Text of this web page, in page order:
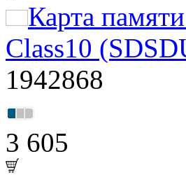
Карта
Class10
1942868
3 605